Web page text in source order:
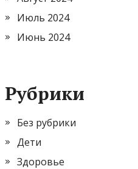
Июль 2024
Июнь 2024
Рубрики
Без рубрики
Дети
Здоровье